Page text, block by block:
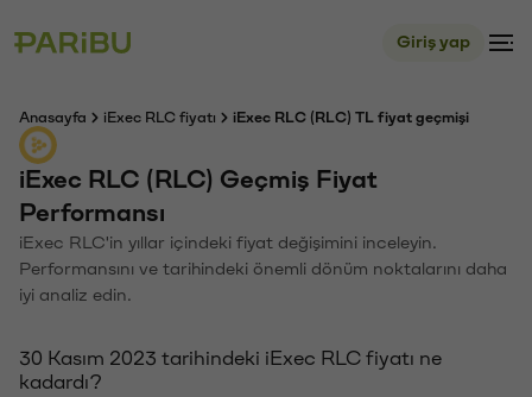
Giriş yap
Anasayfa iExec RLC fiyatı iExec RLC (RLC) TL fiyat geçmişi
iExec RLC (RLC) Geçmiş Fiyat
Performansı
iExec RLC'in yıllar içindeki fiyat değişimini inceleyin.
Performansını ve tarihindeki önemli dönüm noktalarını daha
iyi analiz edin.
30 Kasım 2023 tarihindeki iExec RLC fiyatı ne
kadardı?